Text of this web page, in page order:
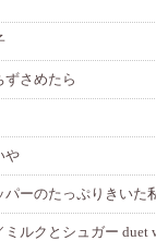
ずさめたら
や
パーのたっぷりきいた
ミルクとシュガー duet